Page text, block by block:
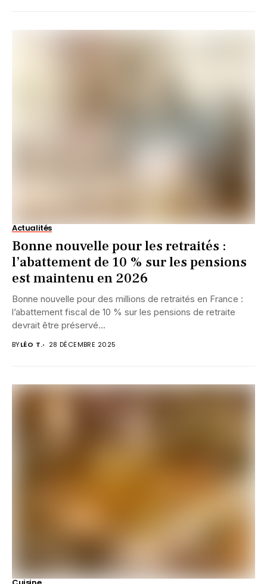
Actualités
Bonne nouvelle pour les retraités :
l’abattement de 10 % sur les pensions
est maintenu en 2026
Bonne nouvelle pour des millions de retraités en France :
l’abattement fiscal de 10 % sur les pensions de retraite
devrait être préservé...
BYLÉO T. 28 DÉCEMBRE 2025